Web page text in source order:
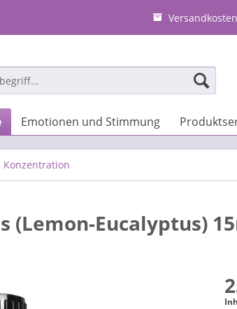
Emotionen und Stimmung
Konzentration
(Lemon-Eucalyptus)